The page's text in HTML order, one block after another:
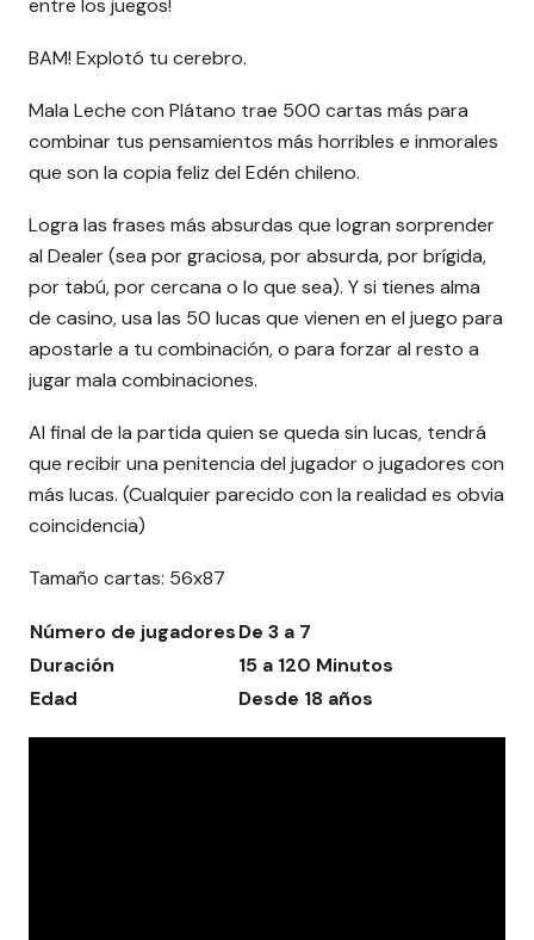
entre los juegos!
BAM! Explotó tu cerebro.
Mala Leche con Plátano trae 500 cartas más para
combinar tus pensamientos más horribles e inmorales
que son la copia feliz del Edén chileno.
Logra las frases más absurdas que logran sorprender
al Dealer (sea por graciosa, por absurda, por brígida,
por tabú, por cercana o lo que sea). Y si tienes alma
de casino, usa las 50 lucas que vienen en el juego para
apostarle a tu combinación, o para forzar al resto a
jugar mala combinaciones.
Al final de la partida quien se queda sin lucas, tendrá
que recibir una penitencia del jugador o jugadores con
más lucas. (Cualquier parecido con la realidad es obvia
coincidencia)
Tamaño cartas: 56x87
Número de jugadoresDe 3 a 7
Duración
15 a 120 Minutos
Edad
Desde 18 años